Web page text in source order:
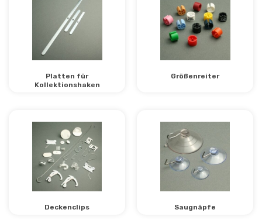
Platten für
Kollektionshaken
Größenreiter
Deckenclips Saugnäpfe